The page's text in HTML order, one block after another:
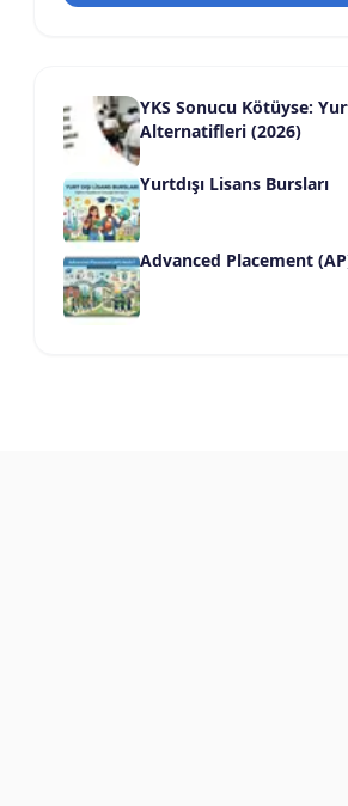
YKS Sonucu Kötüyse:
Alternatifleri (2026)
Yurtdışı Lisans Bursları
Advanced Placement